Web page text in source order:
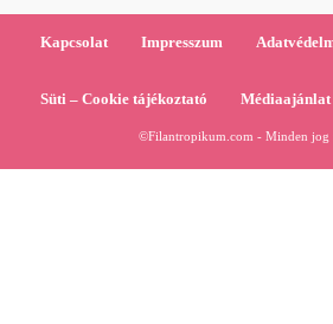
Kapcsolat Impresszum
Süti – Cookie tájékoztató Médiaajánlat
©Filantropikum.com - Minden jog